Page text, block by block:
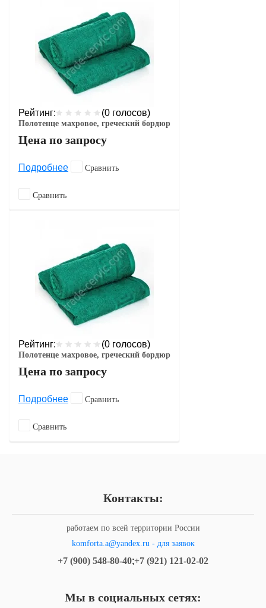
Рейтинг: (0 голосов)
Полотенце махровое, греческий бордюр
Цена по запросу
Подробнее Сравнить
Сравнить
Рейтинг: (0 голосов)
Полотенце махровое, греческий бордюр
Цена по запросу
Подробнее Сравнить
Сравнить
Контакты:
работаем по всей территории России
komforta.a@yandex.ru - для заявок
+7 (900) 548-80-40;+7 (921) 121-02-02
Мы в социальных сетях: